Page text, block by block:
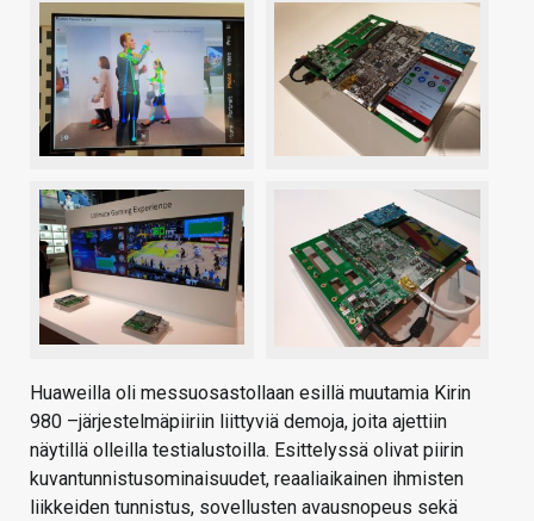
Huaweilla oli messuosastollaan esillä muutamia Kirin
980 –järjestelmäpiiriin liittyviä demoja, joita ajettiin
näytillä olleilla testialustoilla. Esittelyssä olivat piirin
kuvantunnistusominaisuudet, reaaliaikainen ihmisten
liikkeiden tunnistus, sovellusten avausnopeus sekä